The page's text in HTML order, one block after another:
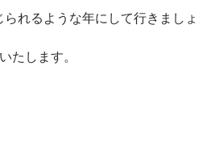
られるような年にして行きましょ
たします。